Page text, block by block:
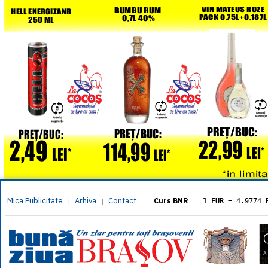
Mica Publicitate | Arhiva | Contact Curs BNR 1 EUR = 4.9774
= 5.8304
1 XAU= 464.4611
1 AED= 1.1933
1 AUD= 2.7957
1 BGN= 2.5449